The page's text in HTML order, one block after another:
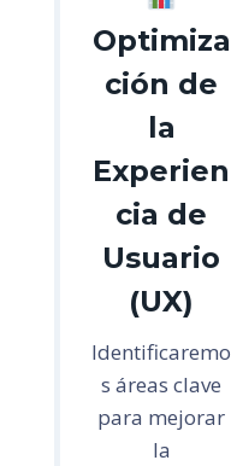
Optimiza
ción de
la
Experien
cia de
Usuario
(UX)
Identificaremo
s áreas clave
para mejorar
la